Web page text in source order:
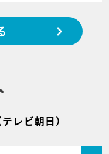
テレビ朝日）